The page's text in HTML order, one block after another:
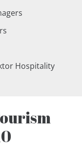
Hospitality